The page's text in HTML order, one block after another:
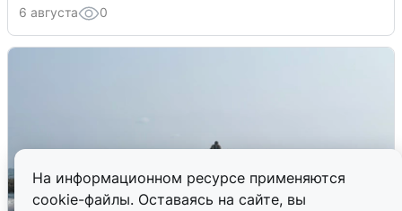
На информационном ресурсе применяются
cookie-файлы. Оставаясь на сайте, вы
6 августа 0